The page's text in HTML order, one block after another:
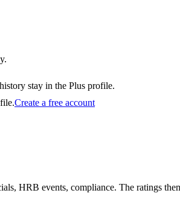
stay in the Plus profile.
Create a free account
HRB events, compliance. The ratings